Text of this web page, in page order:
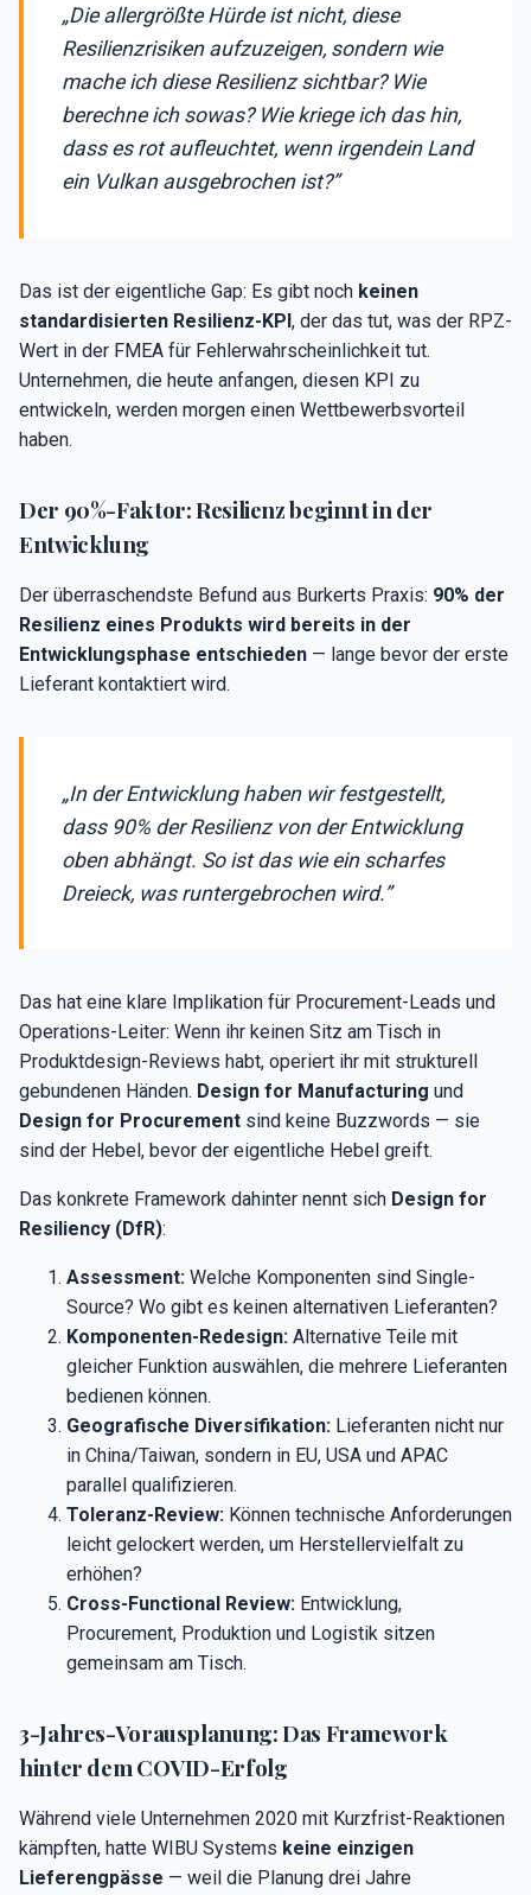
„Die allergrößte Hürde ist nicht, diese
Resilienzrisiken aufzuzeigen, sondern wie
mache ich diese Resilienz sichtbar? Wie
berechne ich sowas? Wie kriege ich das hin,
dass es rot aufleuchtet, wenn irgendein Land
ein Vulkan ausgebrochen ist?”
Das ist der eigentliche Gap: Es gibt noch keinen
standardisierten Resilienz-KPI, der das tut, was der RPZ-
Wert in der FMEA für Fehlerwahrscheinlichkeit tut.
Unternehmen, die heute anfangen, diesen KPI zu
entwickeln, werden morgen einen Wettbewerbsvorteil
haben.
Der 90%-Faktor: Resilienz beginnt in der
Entwicklung
Der überraschendste Befund aus Burkerts Praxis: 90% der
Resilienz eines Produkts wird bereits in der
Entwicklungsphase entschieden — lange bevor der erste
Lieferant kontaktiert wird.
„In der Entwicklung haben wir festgestellt,
dass 90% der Resilienz von der Entwicklung
oben abhängt. So ist das wie ein scharfes
Dreieck, was runtergebrochen wird.”
Das hat eine klare Implikation für Procurement-Leads und
Operations-Leiter: Wenn ihr keinen Sitz am Tisch in
Produktdesign-Reviews habt, operiert ihr mit strukturell
gebundenen Händen. Design for Manufacturing und
Design for Procurement sind keine Buzzwords — sie
sind der Hebel, bevor der eigentliche Hebel greift.
Das konkrete Framework dahinter nennt sich Design for
Resiliency (DfR):
Assessment: Welche Komponenten sind Single-
Source? Wo gibt es keinen alternativen Lieferanten?
Komponenten-Redesign: Alternative Teile mit
gleicher Funktion auswählen, die mehrere Lieferanten
bedienen können.
Geografische Diversifikation: Lieferanten nicht nur
in China/Taiwan, sondern in EU, USA und APAC
parallel qualifizieren.
Toleranz-Review: Können technische Anforderungen
leicht gelockert werden, um Herstellervielfalt zu
erhöhen?
Cross-Functional Review: Entwicklung,
Procurement, Produktion und Logistik sitzen
gemeinsam am Tisch.
3-Jahres-Vorausplanung: Das Framework
hinter dem COVID-Erfolg
Während viele Unternehmen 2020 mit Kurzfrist-Reaktionen
kämpften, hatte WIBU Systems keine einzigen
Lieferengpässe — weil die Planung drei Jahre